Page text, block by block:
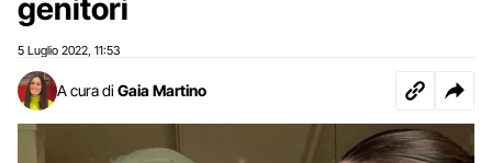
genitori
5 Luglio 2022 11:53
A cura di Gaia Martino